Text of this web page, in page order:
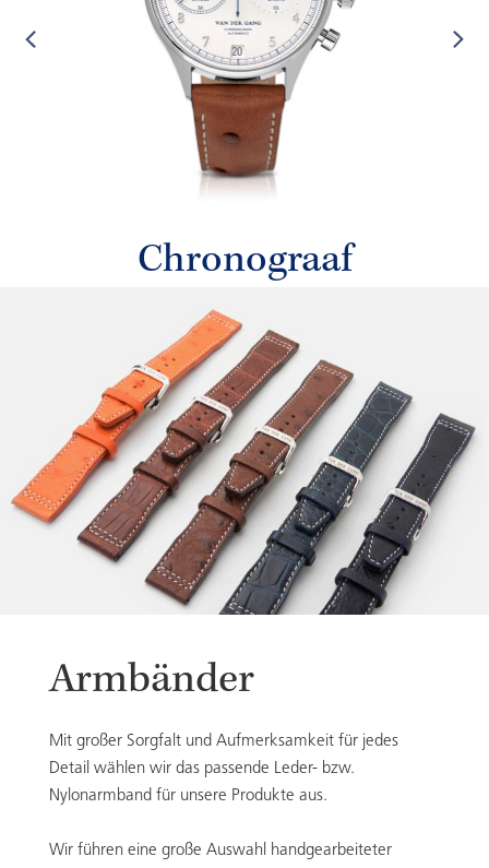
Chronograaf
Armbänder
Mit großer Sorgfalt und Aufmerksamkeit für jedes
Detail wählen wir das passende Leder- bzw.
Nylonarmband für unsere Produkte aus.
Wir führen eine große Auswahl handgearbeiteter